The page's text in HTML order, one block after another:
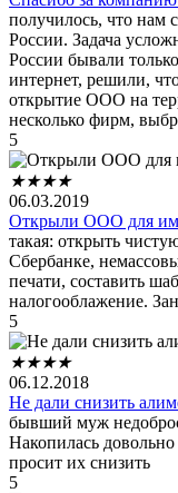
получилось, что нам
России. Задача
России бывали
интернет, решили,
открытие ООО на
несколько фирм,
5
★★★★
06.03.2019
Открыли ООО для
такая: открыть
Сбербанке,
печати, составить
налогооблажение.
5
★★★★
06.12.2018
Не дали снизить
бывший муж
Накопилась
просит их снизить
5